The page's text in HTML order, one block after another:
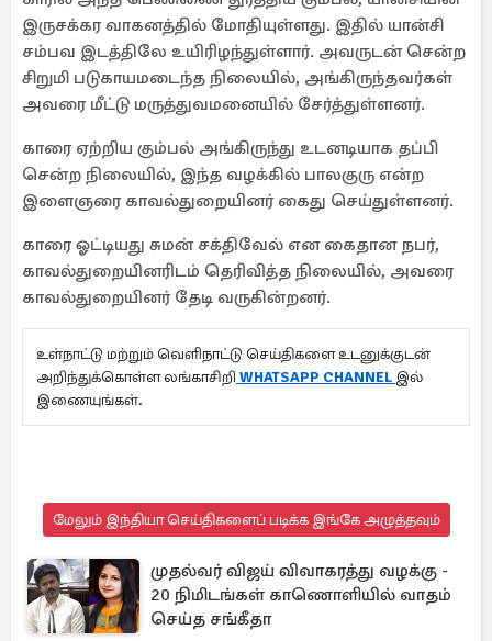
இருசக்கர வாகனத்தில் மோதியுள்ளது. இதில் யான்சி
சம்பவ இடத்திலே உயிரிழந்துள்ளார். அவருடன் சென்ற
சிறுமி படுகாயமடைந்த நிலையில், அங்கிருந்தவர்கள்
அவரை மீட்டு மருத்துவமனையில் சேர்த்துள்ளனர்.
காரை ஏற்றிய கும்பல் அங்கிருந்து உடனடியாக தப்பி
சென்ற நிலையில், இந்த வழக்கில் பாலகுரு என்ற
இளைஞரை காவல்துறையினர் கைது செய்துள்ளனர்.
காரை ஓட்டியது சுமன் சக்திவேல் என கைதான நபர்,
காவல்துறையினரிடம் தெரிவித்த நிலையில், அவரை
காவல்துறையினர் தேடி வருகின்றனர்.
உள்நாட்டு மற்றும் வெளிநாட்டு செய்திகளை உடனுக்குடன்
அறிந்துக்கொள்ள லங்காசிறி WHATSAPP CHANNEL இல்
இணையுங்கள்.
மேலும் இந்தியா செய்திகளைப் படிக்க இங்கே அழுத்தவும்
முதல்வர் விஜய் விவாகரத்து வழக்கு -
20 நிமிடங்கள் காணொளியில் வாதம்
செய்த சங்கீதா